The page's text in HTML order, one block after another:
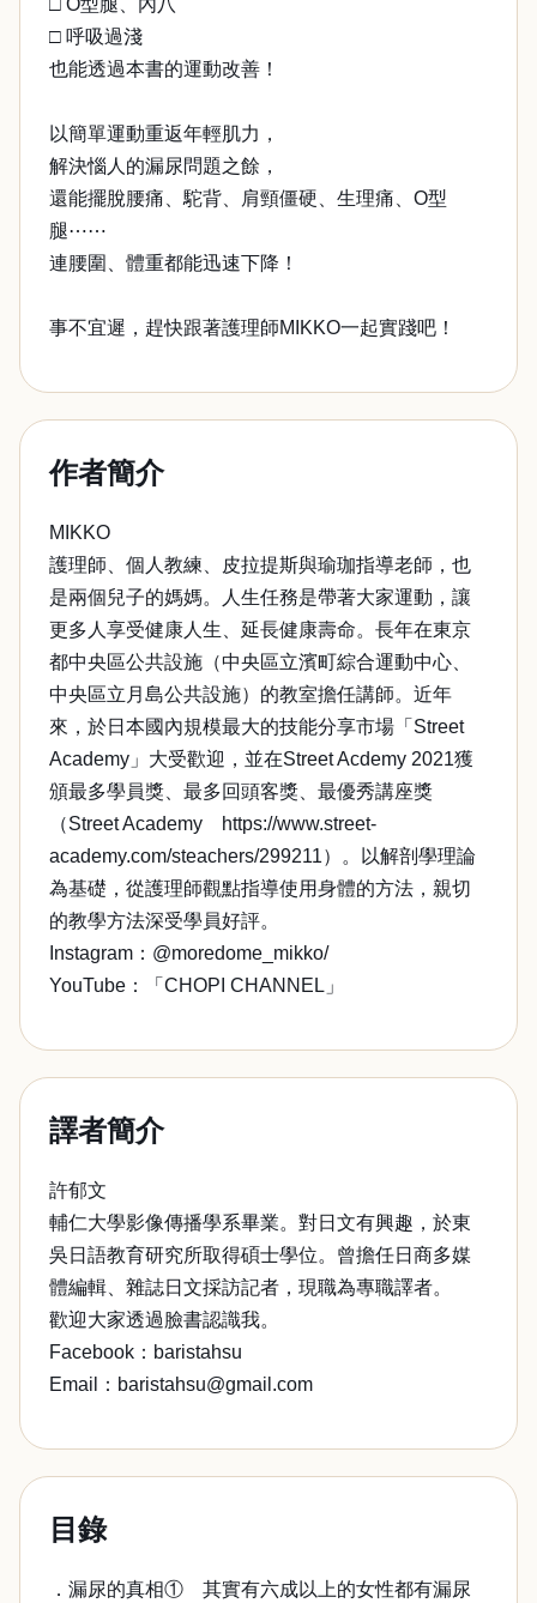
□ O型腿、內八
□ 呼吸過淺
也能透過本書的運動改善！
以簡單運動重返年輕肌力，
解決惱人的漏尿問題之餘，
還能擺脫腰痛、駝背、肩頸僵硬、生理痛、O型
腿⋯⋯
連腰圍、體重都能迅速下降！
事不宜遲，趕快跟著護理師MIKKO一起實踐吧！
作者簡介
MIKKO
護理師、個人教練、皮拉提斯與瑜珈指導老師，也
是兩個兒子的媽媽。人生任務是帶著大家運動，讓
更多人享受健康人生、延長健康壽命。長年在東京
都中央區公共設施（中央區立濱町綜合運動中心、
中央區立月島公共設施）的教室擔任講師。近年
來，於日本國內規模最大的技能分享市場「Street
Academy」大受歡迎，並在Street Acdemy 2021獲
頒最多學員獎、最多回頭客獎、最優秀講座獎
（Street Academy https://www.street-
academy.com/steachers/299211）。以解剖學理論
為基礎，從護理師觀點指導使用身體的方法，親切
的教學方法深受學員好評。
Instagram：@moredome_mikko/
YouTube：「CHOPI CHANNEL」
譯者簡介
許郁文
輔仁大學影像傳播學系畢業。對日文有興趣，於東
吳日語教育研究所取得碩士學位。曾擔任日商多媒
體編輯、雜誌日文採訪記者，現職為專職譯者。
歡迎大家透過臉書認識我。
Facebook：baristahsu
Email：baristahsu@gmail.com
目錄
．漏尿的真相① 其實有六成以上的女性都有漏尿